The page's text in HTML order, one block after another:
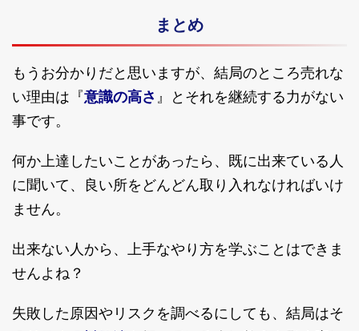
まとめ
もうお分かりだと思いますが、結局のところ売れな
い理由は『意識の高さ 』とそれを継続する力がない
事です。
何か上達したいことがあったら、既に出来ている人
に聞いて、良い所をどんどん取り入れなければいけ
ません。
出来ない人から、上手なやり方を学ぶことはできま
せんよね？
失敗した原因やリスクを調べるにしても、結局はそ